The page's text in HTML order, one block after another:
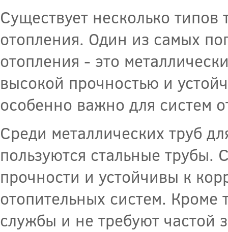
Существует несколько
отопления. Один из самых
отопления - это
высокой прочностью и
особенно важно для систем
Среди металлических труб
пользуются стальные
прочности и устойчивы к
отопительных систем. Кроме
службы и не требуют частой